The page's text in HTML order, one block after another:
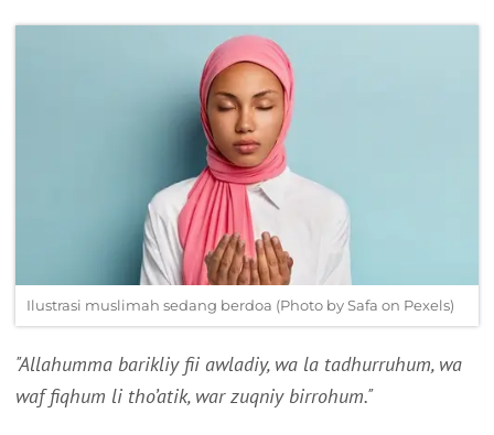
Ilustrasi muslimah sedang berdoa (Photo by Safa on Pexels)
"Allahumma barikliy fii awladiy, wa la tadhurruhum, wa
waf fiqhum li tho’atik, war zuqniy birrohum."